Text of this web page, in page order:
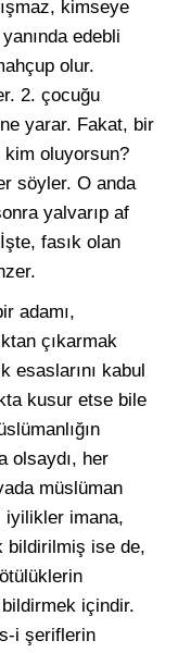
kimseye
edebli
olur.
2. çocuğu
yarar. Fakat, bir
kim oluyorsun?
söyler. O anda
yalvarıp af
fasık olan
adamı,
çıkarmak
esaslarını kabul
kusur etse bile
olsaydı, her
müslüman
iyilikler imana,
bildirilmiş ise de,
içindir.
i şeriflerin